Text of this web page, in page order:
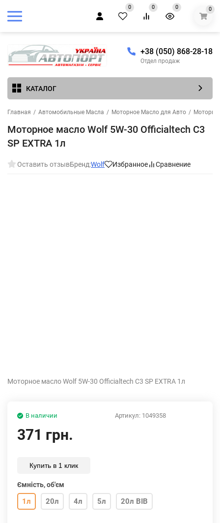
0 0 0 0
+38 (050) 868-28-18
Отдел продаж
КАТАЛОГ
Главная / Автомобильные Масла / Моторное Масло для Авто /
Моторное масло Wolf 5W-30 Officialtech C3
SP EXTRA 1л
Оставить отзывБренд:Wolf Избранное Сравнение
Моторное масло Wolf 5W-30 Officialtech C3 SP EXTRA 1л
Артикул: 1049358
В наличии
371 грн.
Купить в 1 клик
Ємність, об'єм
1л 20л 4л 5л 20л BIB